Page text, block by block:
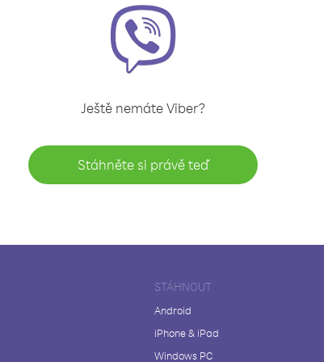
Ještě nemáte Viber?
Stáhněte si právě teď
STÁHNOUT
Android
iPhone & iPad
Windows PC